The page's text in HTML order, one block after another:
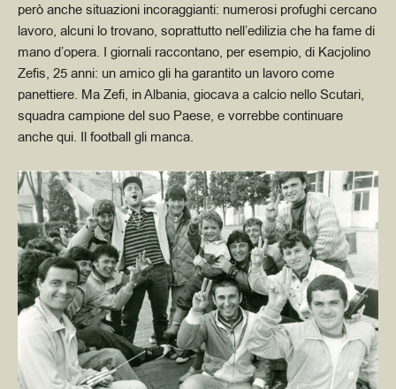
però anche situazioni incoraggianti: numerosi profughi cercano
lavoro, alcuni lo trovano, soprattutto nell’edilizia che ha fame di
mano d’opera. I giornali raccontano, per esempio, di Kacjolino
Zefis, 25 anni: un amico gli ha garantito un lavoro come
panettiere. Ma Zefi, in Albania, giocava a calcio nello Scutari,
squadra campione del suo Paese, e vorrebbe continuare
anche qui. Il football gli manca.